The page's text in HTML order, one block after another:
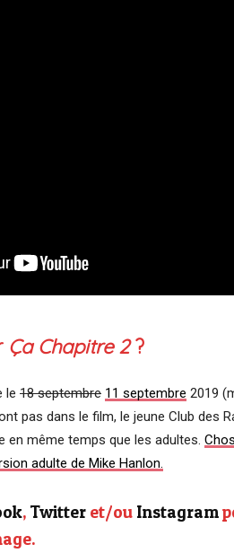
Ça Chapitre 2?
le 18 septembre 11 septembre 2019
pas dans le film, le jeune Club des
même temps que les adultes.
adulte de Mike Hanlon.
, Twitter et/ou Instagram